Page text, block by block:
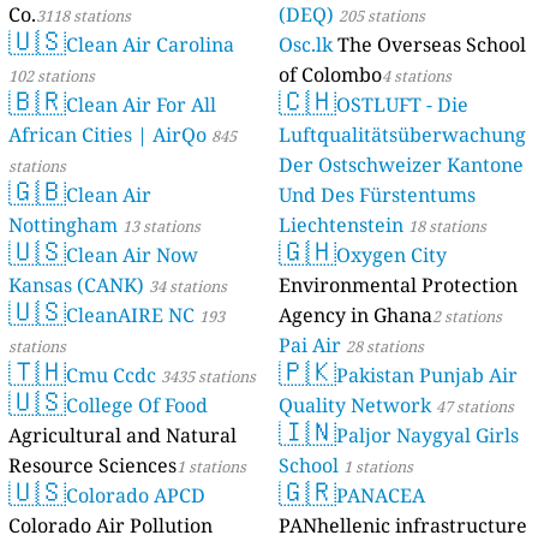
Co.3118 stations
🇺🇸Clean Air Carolina
102 stations
🇧🇷Clean Air For All
African Cities | AirQo 845
stations
🇬🇧Clean Air
Nottingham 13 stations
🇺🇸Clean Air Now
Kansas (CANK) 34 stations
🇺🇸CleanAIRE NC 193
stations
🇹🇭Cmu Ccdc 3435 stations
🇺🇸College Of Food
Agricultural and Natural
Resource Sciences1 stations
🇺🇸Colorado APCD
Colorado Air Pollution
(DEQ) 205 stations
Osc.lkThe Overseas School
of Colombo4 stations
🇨🇭OSTLUFT - Die
Luftqualitätsüberwachung
Der Ostschweizer Kantone
Und Des Fürstentums
Liechtenstein 18 stations
🇬🇭Oxygen City
Environmental Protection
Agency in Ghana2 stations
Pai Air 28 stations
🇵🇰Pakistan Punjab Air
Quality Network 47 stations
🇮🇳Paljor Naygyal Girls
School 1 stations
🇬🇷PANACEA
PANhellenic infrastructure